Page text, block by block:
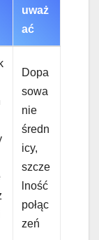
uważ
ać
Dopa
sowa
nie
średn
icy,
szcze
lność
połąc
zeń